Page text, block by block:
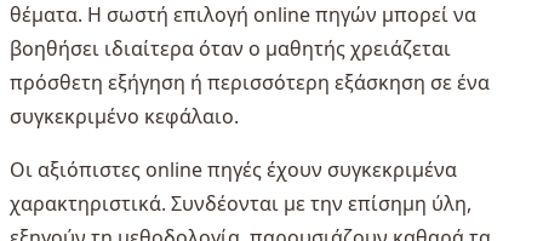
θέματα. Η σωστή επιλογή online πηγών μπορεί να
βοηθήσει ιδιαίτερα όταν ο μαθητής χρειάζεται
πρόσθετη εξήγηση ή περισσότερη εξάσκηση σε ένα
συγκεκριμένο κεφάλαιο.
Οι αξιόπιστες online πηγές έχουν συγκεκριμένα
χαρακτηριστικά. Συνδέονται με την επίσημη ύλη,